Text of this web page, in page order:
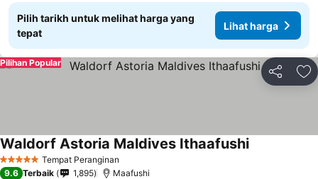
Pilih tarikh untuk melihat harga yang
tepat
Lihat harga
Kongsi
Pilihan Popular
5 Bintang Tempat Peranginan
Waldorf Astoria Maldives Ithaafushi
9.6 Terbaik 1,895 Maafushi